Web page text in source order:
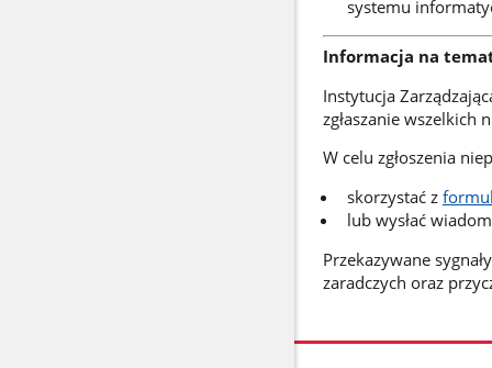
systemu
Informacja na
Instytucja
zgłaszanie wszelkich
W celu zgłoszenia
skorzystać z
lub wysłać
Przekazywane
zaradczych oraz